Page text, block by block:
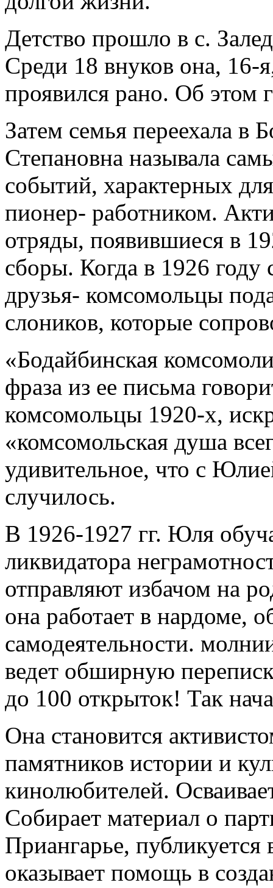
Детство прошло в с.
Среди 18 внуков она, 16-
проявился рано. Об этом
Затем семья переехала
Степановна называла
событий, характерных
пионер- работником.
отряды, появившиеся в
сборы. Когда в 1926 году
друзья- комсомольцы
слоников, которые
«Бодайбинская
фраза из ее письма
комсомольцы 1920-х,
«комсомольская душа
удивительное, что с
случилось.
В 1926-1927 гг. Юля
ликвидатора
отправляют избачом на
она работает в нардоме,
самодеятельности.
ведет обширную
до 100 открыток! Так
Она становится
памятников истории и
кинолюбителей.
Собирает материал о
Приангарье,
оказывает помощь в